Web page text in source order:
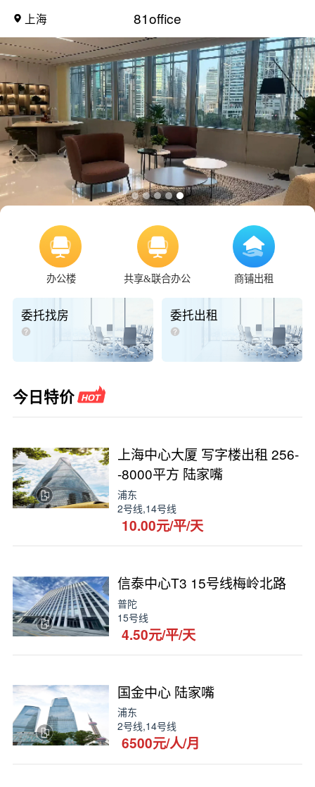
上海 81office
办公楼 共享&联合办公 商铺出租
委托找房 委托出租
今日特价
上海中心大厦 写字楼出租 256-
-8000平方 陆家嘴
浦东
2号线,14号线
10.00元/平/天
信泰中心T3 15号线梅岭北路
普陀
15号线
4.50元/平/天
国金中心 陆家嘴
浦东
2号线,14号线
6500元/人/月